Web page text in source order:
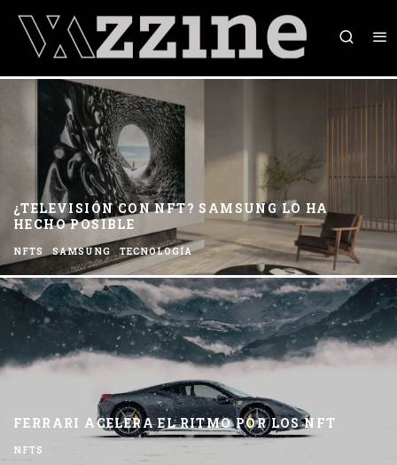
¿TELEVISIÓN CON NFT? SAMSUNG LO HA
HECHO POSIBLE
NFTS SAMSUNG TECNOLOGÍA
FERRARI ACELERA EL RITMO POR LOS NFT
NFTS